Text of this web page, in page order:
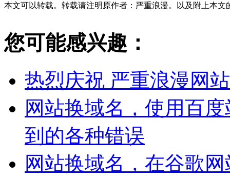
本文可以转载。转载请注明原作者：严重浪漫。以及附上本文
您可能感兴趣：
热烈庆祝 严重浪漫网
网站换域名，使用百
到的各种错误
网站换域名，在谷歌